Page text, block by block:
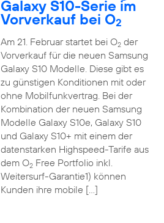
Galaxy S10-Serie im
Vorverkauf bei O2
Am 21. Februar startet bei O2der
Vorverkauf für die neuen Samsung
Galaxy S10 Modelle. Diese gibt es
zu günstigen Konditionen mit oder
ohne Mobilfunkvertrag. Bei der
Kombination der neuen Samsung
Modelle Galaxy S10e, Galaxy S10
und Galaxy S10+ mit einem der
datenstarken Highspeed-Tarife aus
dem O2Free Portfolio inkl.
Weitersurf-Garantie1) können
Kunden ihre mobile […]